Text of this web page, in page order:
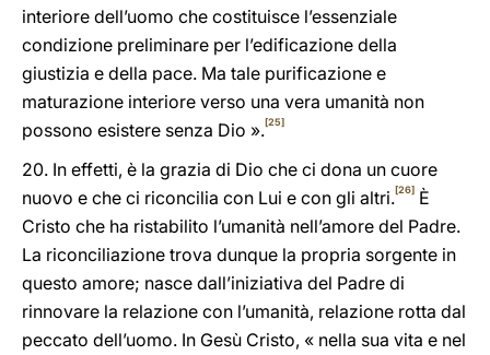
interiore dell’uomo che costituisce l’essenziale
condizione preliminare per l’edificazione della
giustizia e della pace. Ma tale purificazione e
maturazione interiore verso una vera umanità non
possono esistere senza Dio ».[25]
20. In effetti, è la grazia di Dio che ci dona un cuore
nuovo e che ci riconcilia con Lui e con gli altri.[26] È
Cristo che ha ristabilito l’umanità nell’amore del Padre.
La riconciliazione trova dunque la propria sorgente in
questo amore; nasce dall’iniziativa del Padre di
rinnovare la relazione con l’umanità, relazione rotta dal
peccato dell’uomo. In Gesù Cristo, « nella sua vita e nel